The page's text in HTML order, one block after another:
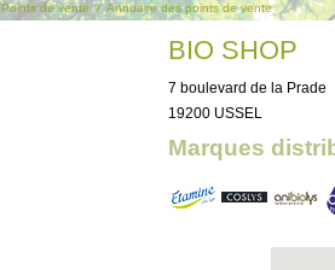
Points de vente /Annuaire des points de vente
BIO SHOP
7 boulevard de la Prade
19200 USSEL
Marques